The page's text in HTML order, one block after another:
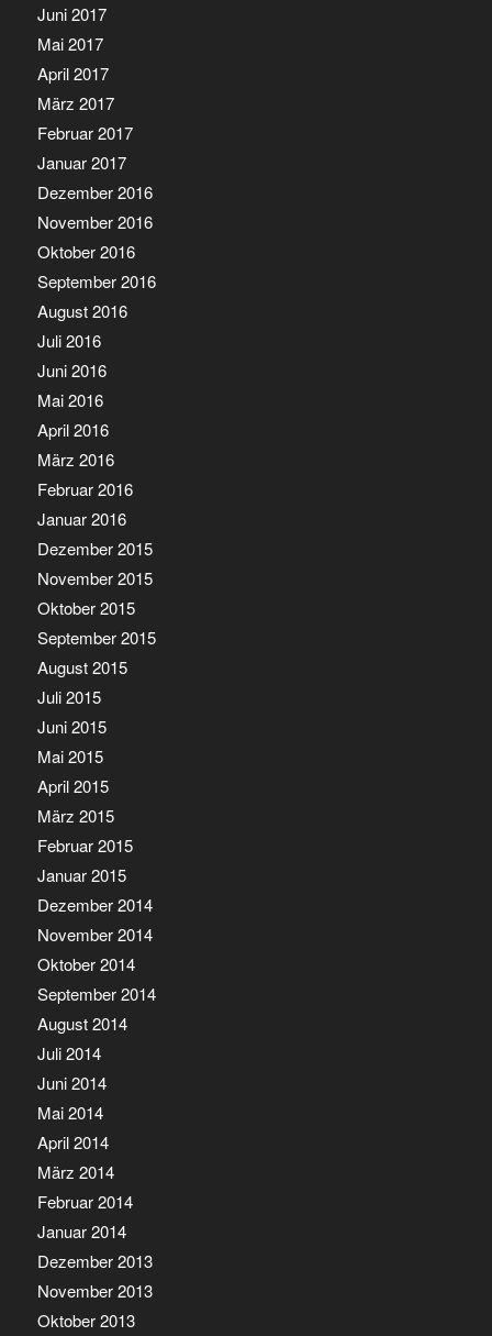
Juni 2017
Mai 2017
April 2017
März 2017
Februar 2017
Januar 2017
Dezember 2016
November 2016
Oktober 2016
September 2016
August 2016
Juli 2016
Juni 2016
Mai 2016
April 2016
März 2016
Februar 2016
Januar 2016
Dezember 2015
November 2015
Oktober 2015
September 2015
August 2015
Juli 2015
Juni 2015
Mai 2015
April 2015
März 2015
Februar 2015
Januar 2015
Dezember 2014
November 2014
Oktober 2014
September 2014
August 2014
Juli 2014
Juni 2014
Mai 2014
April 2014
März 2014
Februar 2014
Januar 2014
Dezember 2013
November 2013
Oktober 2013